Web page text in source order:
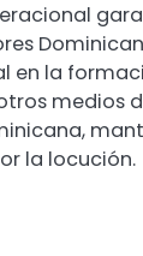
en la
medios
la locución.